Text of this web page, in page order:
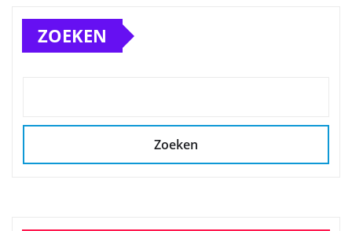
ZOEKEN
Zoeken